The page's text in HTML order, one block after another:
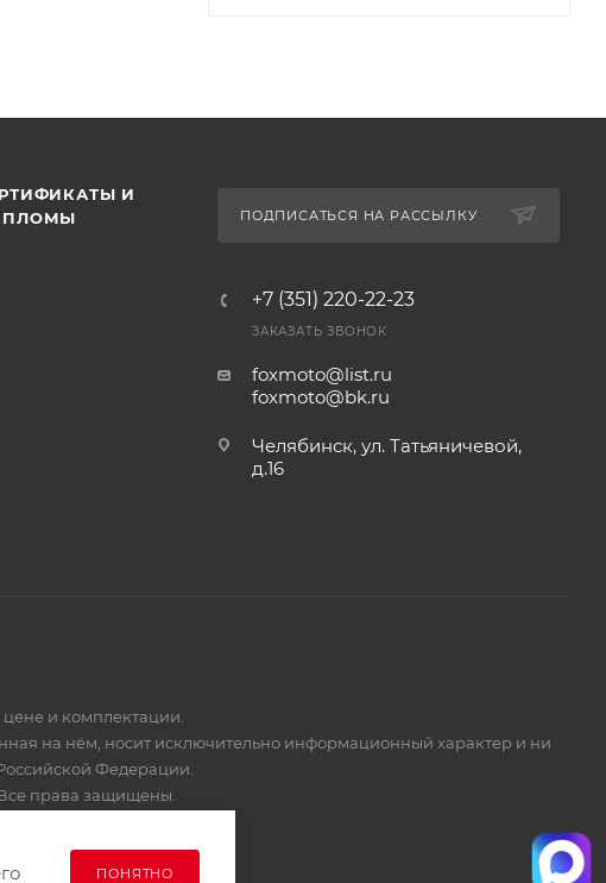
И
ПОДПИСАТЬСЯ НА РАССЫЛКУ
+7 (351) 220-22-23
ЗАКАЗАТЬ ЗВОНОК
foxmoto@list.ru
foxmoto@bk.ru
Челябинск, ул. Татьяничевой,
д.16
и комплектации.
на нём, носит исключительно информационный характер и ни
Федерации.
права защищены.
ПОНЯТНО